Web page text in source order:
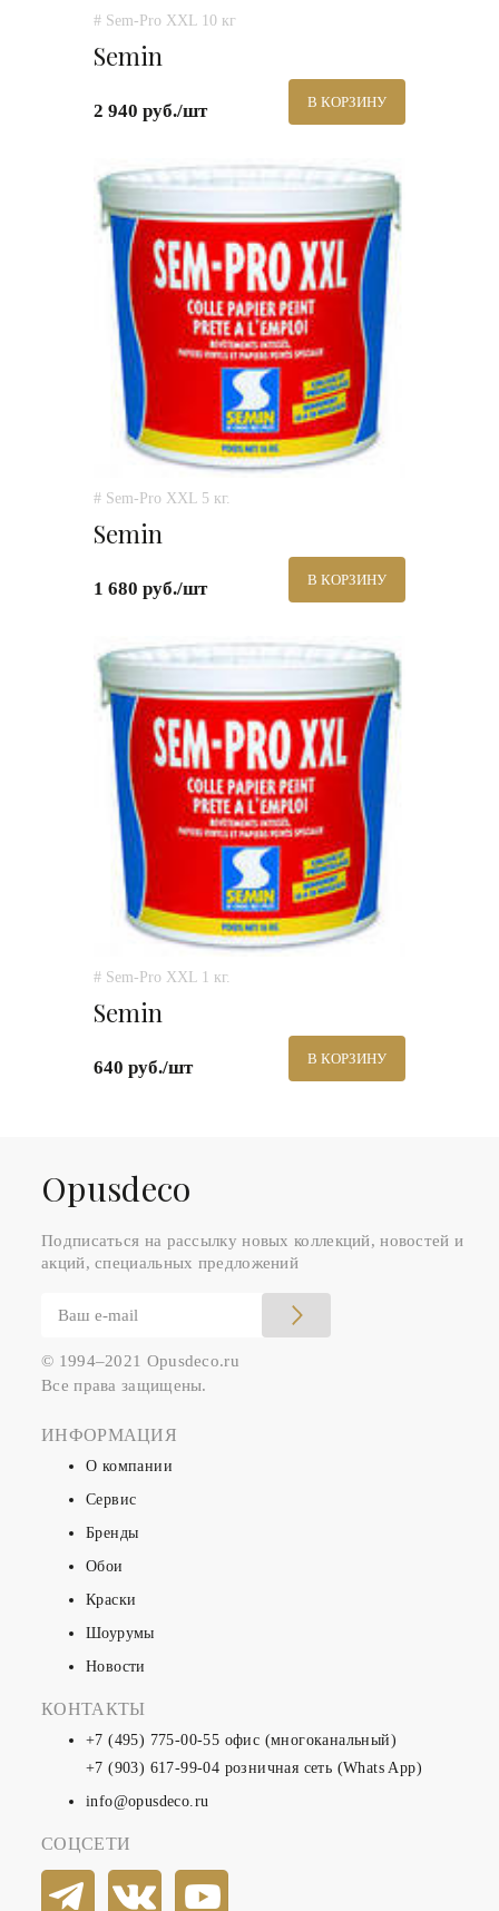
# Sem-Pro XXL 10 кг
Semin
2 940 руб./шт В КОРЗИНУ
# Sem-Pro XXL 5 кг.
Semin
1 680 руб./шт В КОРЗИНУ
# Sem-Pro XXL 1 кг.
Semin
640 руб./шт В КОРЗИНУ
Оpusdeco
Подписаться на рассылку новых коллекций, новостей и
акций, специальных предложений
© 1994–2021 Opusdeco.ru
Все права защищены.
ИНФОРМАЦИЯ
О компании
Сервис
Бренды
Обои
Краски
Шоурумы
Новости
КОНТАКТЫ
+7 (495) 775-00-55 офис (многоканальный)
+7 (903) 617-99-04 розничная сеть (Whats App)
info@opusdeco.ru
СОЦСЕТИ